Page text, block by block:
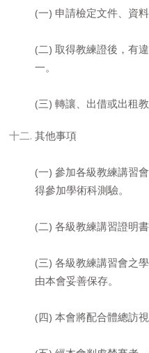
(一) 申請檢定文件、資料
(二) 取得教練證後，有
一。
(三) 轉讓、出借或出租
其他事項
(一) 參加各級教練講習
得參加學術科測驗。
(二) 各級教練講習證明
(三) 各級教練講習會之
由本會妥善保存。
(四) 本會將配合體總訪視